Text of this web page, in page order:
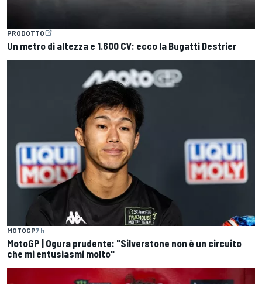
PRODOTTO
Un metro di altezza e 1.600 CV: ecco la Bugatti Destrier
MOTOGP7 h
MotoGP | Ogura prudente: "Silverstone non è un circuito
che mi entusiasmi molto"